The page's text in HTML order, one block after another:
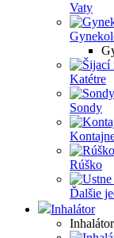
Vaty
Katétre
Sondy
Rúško
Ďalšie
Inhalátor
Inhalátor